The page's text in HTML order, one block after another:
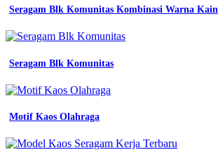
bahan
yang
di
seragam
kantor
kaos
kain
jenis
8
Seragam Blk Komunitas Kombinasi Warna Kain
Seragam Blk Komunitas
Motif Kaos Olahraga